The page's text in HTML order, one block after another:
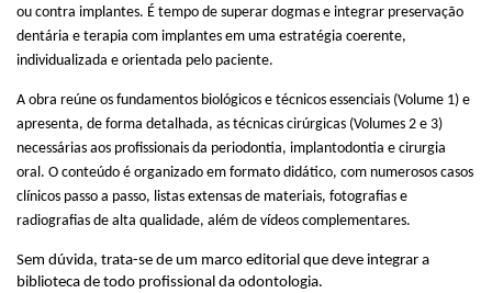
ou contra implantes. É tempo de superar dogmas e integrar preservação
dentária e terapia com implantes em uma estratégia coerente,
individualizada e orientada pelo paciente.
A obra reúne os fundamentos biológicos e técnicos essenciais (Volume 1) e
apresenta, de forma detalhada, as técnicas cirúrgicas (Volumes 2 e 3)
necessárias aos profissionais da periodontia, implantodontia e cirurgia
oral. O conteúdo é organizado em formato didático, com numerosos casos
clínicos passo a passo, listas extensas de materiais, fotografias e
radiografias de alta qualidade, além de vídeos complementares.
Sem dúvida, trata-se de um marco editorial que deve integrar a
biblioteca de todo profissional da odontologia.